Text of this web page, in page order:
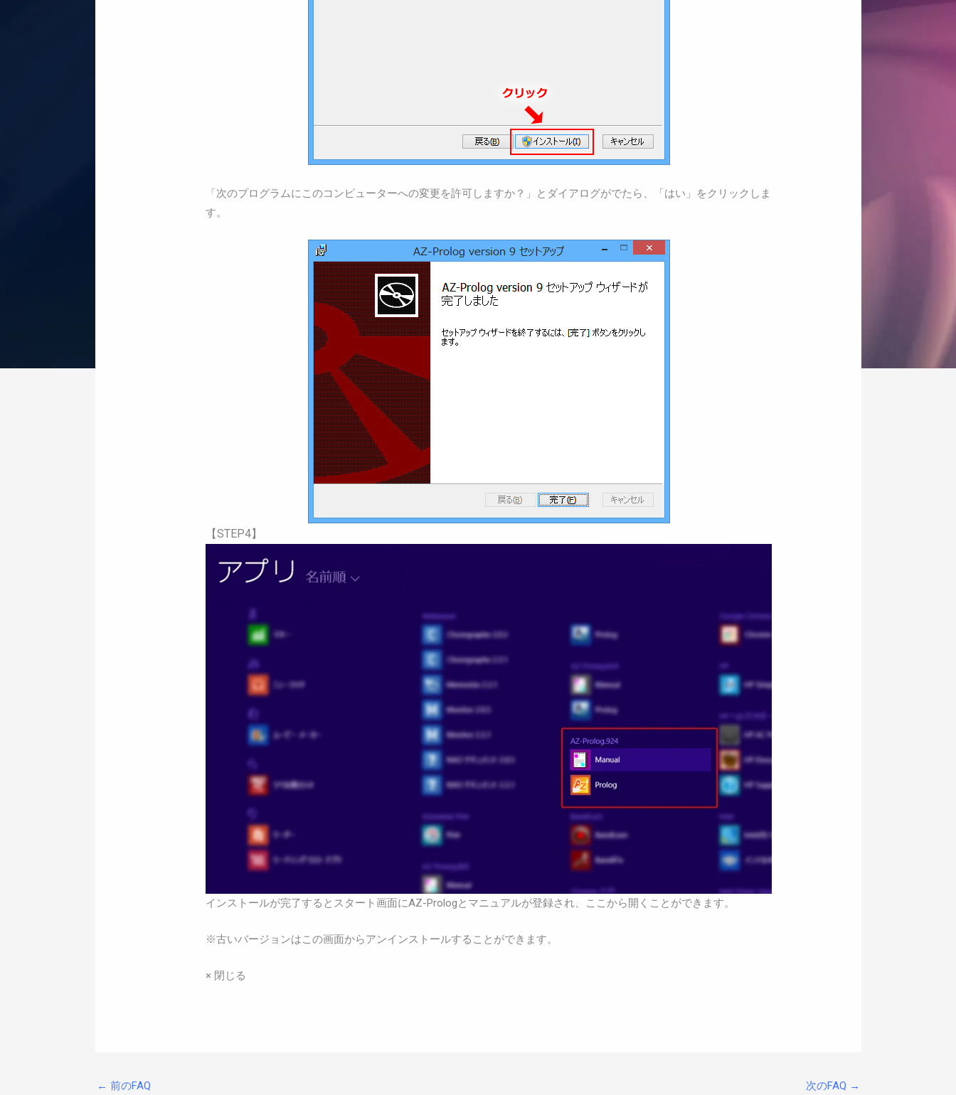
「次のプログラムにこのコンピューターへの変更を許可しますか？」とダイアログがでたら、「はい」をクリックしま
す。
【STEP4】
インストールが完了するとスタート画面にAZ-Prologとマニュアルが登録され、ここから開くことができます。
※古いバージョンはこの画面からアンインストールすることができます。
× 閉じる
← 前のFAQ 次のFAQ →